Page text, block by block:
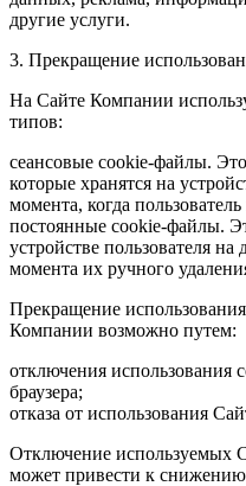
другие услуги.
3. Прекращение
На Сайте Компании
типов:
сеансовые cookie-файлы.
которые хранятся на
момента, когда
постоянные cookie-файлы.
устройстве пользователя
момента их ручного
Прекращение
Компании возможно путем:
отключения использования
браузера;
отказа от использования
Отключение используемых
может привести к снижению